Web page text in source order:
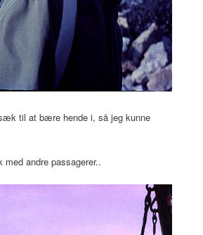
til at bære hende i, så jeg kunne
andre passagerer..